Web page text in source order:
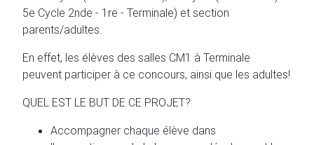
5e Cycle 2nde - 1re - Terminale) et section
parents/adultes.
En effet, les élèves des salles CM1 à Terminale
peuvent participer à ce concours, ainsi que les adultes!
QUEL EST LE BUT DE CE PROJET?
Accompagner chaque élève dans